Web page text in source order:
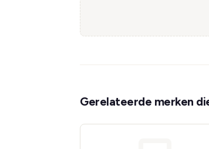
Gerelateerde merken